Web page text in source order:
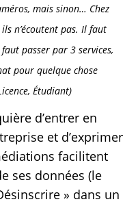
mais sinon… Chez
n’écoutent pas. Il faut
passer par 3 services,
pour quelque chose
Étudiant)
d’entrer en
et d’exprimer
facilitent
ses données (le
» dans un